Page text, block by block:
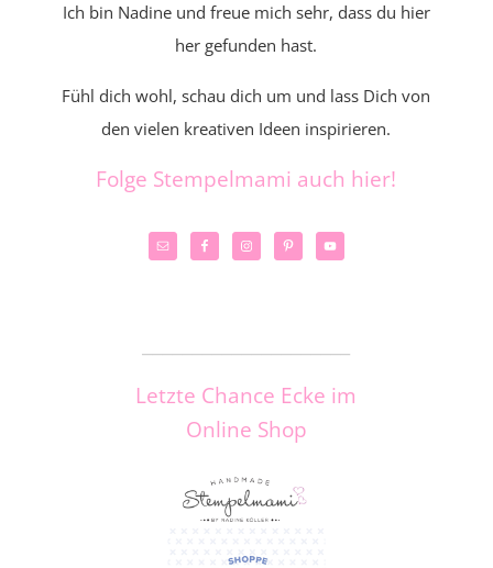
Ich bin Nadine und freue mich sehr, dass du hier
her gefunden hast.
Fühl dich wohl, schau dich um und lass Dich von
den vielen kreativen Ideen inspirieren.
Folge Stempelmami auch hier!
Letzte Chance Ecke im
Online Shop